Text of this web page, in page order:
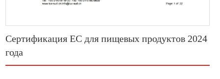
Сертификация ЕС для пищевых продуктов 2024
года